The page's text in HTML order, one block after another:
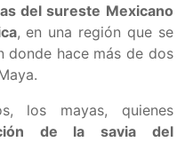
del sureste Mexicano
, en una región que se
donde hace más de dos
los mayas, quienes
de la savia del